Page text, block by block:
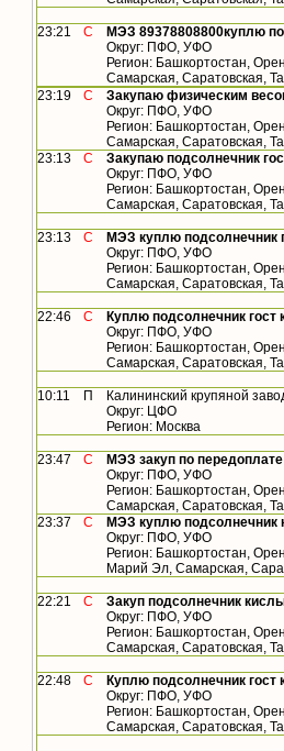
23:21 С
МЭЗ 89378808800куплю
Округ: ПФО, УФО
Регион: Башкортостан,
Самарская, Саратовская,
23:19
С
Закупаю физическим
Округ: ПФО, УФО
Регион: Башкортостан,
Самарская, Саратовская,
23:13
С
Закупаю подсолнечник
Округ: ПФО, УФО
Регион: Башкортостан,
Самарская, Саратовская,
23:13 С
МЭЗ куплю подсолнечник
Округ: ПФО, УФО
Регион: Башкортостан,
Самарская, Саратовская,
22:46 С
Куплю подсолнечник гост
Округ: ПФО, УФО
Регион: Башкортостан,
Самарская, Саратовская,
10:11 П
Калининский крупяной
Округ: ЦФО
Регион: Москва
23:47 С
МЭЗ закуп по
Округ: ПФО, УФО
Регион: Башкортостан,
Самарская, Саратовская,
23:37
С
МЭЗ куплю подсолнечник
Округ: ПФО, УФО
Регион: Башкортостан,
Марий Эл, Самарская,
22:21 С
Закуп подсолнечник
Округ: ПФО, УФО
Регион: Башкортостан,
Самарская, Саратовская,
22:48 С
Куплю подсолнечник
Округ: ПФО, УФО
Регион: Башкортостан,
Самарская, Саратовская,